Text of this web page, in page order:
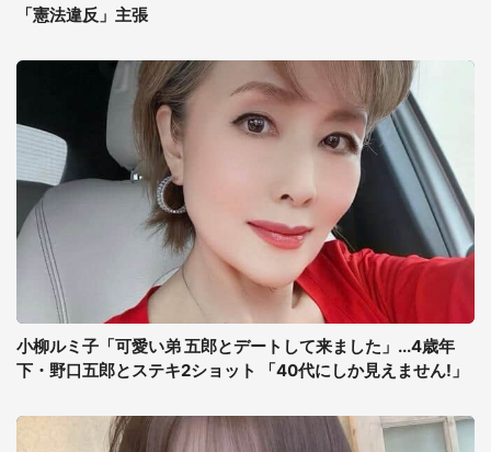
「憲法違反」主張
小柳ルミ子「可愛い弟 五郎とデートして来ました」...4歳年
下・野口五郎とステキ2ショット 「40代にしか見えません!」